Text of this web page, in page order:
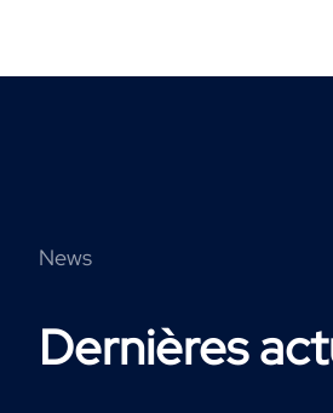
News
Dernières